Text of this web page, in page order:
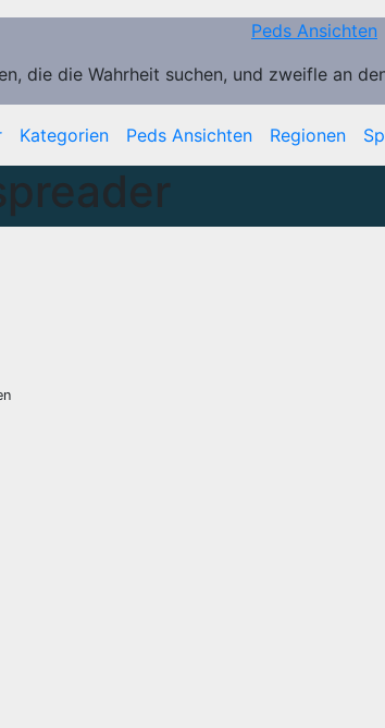
Peds Ansichten
die die Wahrheit suchen, und zweifle an
Kategorien Peds Ansichten Regionen